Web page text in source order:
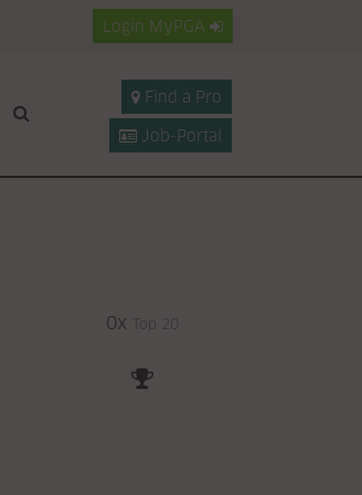
Login MyPGA
Find a Pro
Job-Portal
0x Top 20